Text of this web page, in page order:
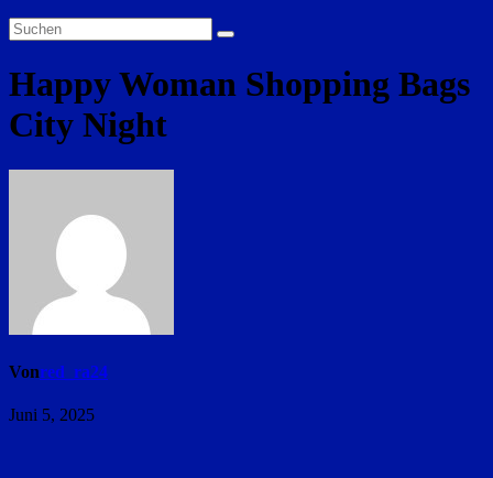
Happy Woman Shopping Bags
City Night
Vonred_ra24
Juni 5, 2025